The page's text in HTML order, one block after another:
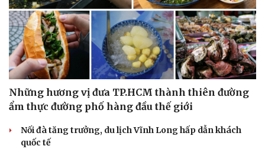
Những hương vị đưa TP.HCM thành thiên đường
ẩm thực đường phố hàng đầu thế giới
Nối đà tăng trưởng, du lịch Vĩnh Long hấp dẫn khách
quốc tế